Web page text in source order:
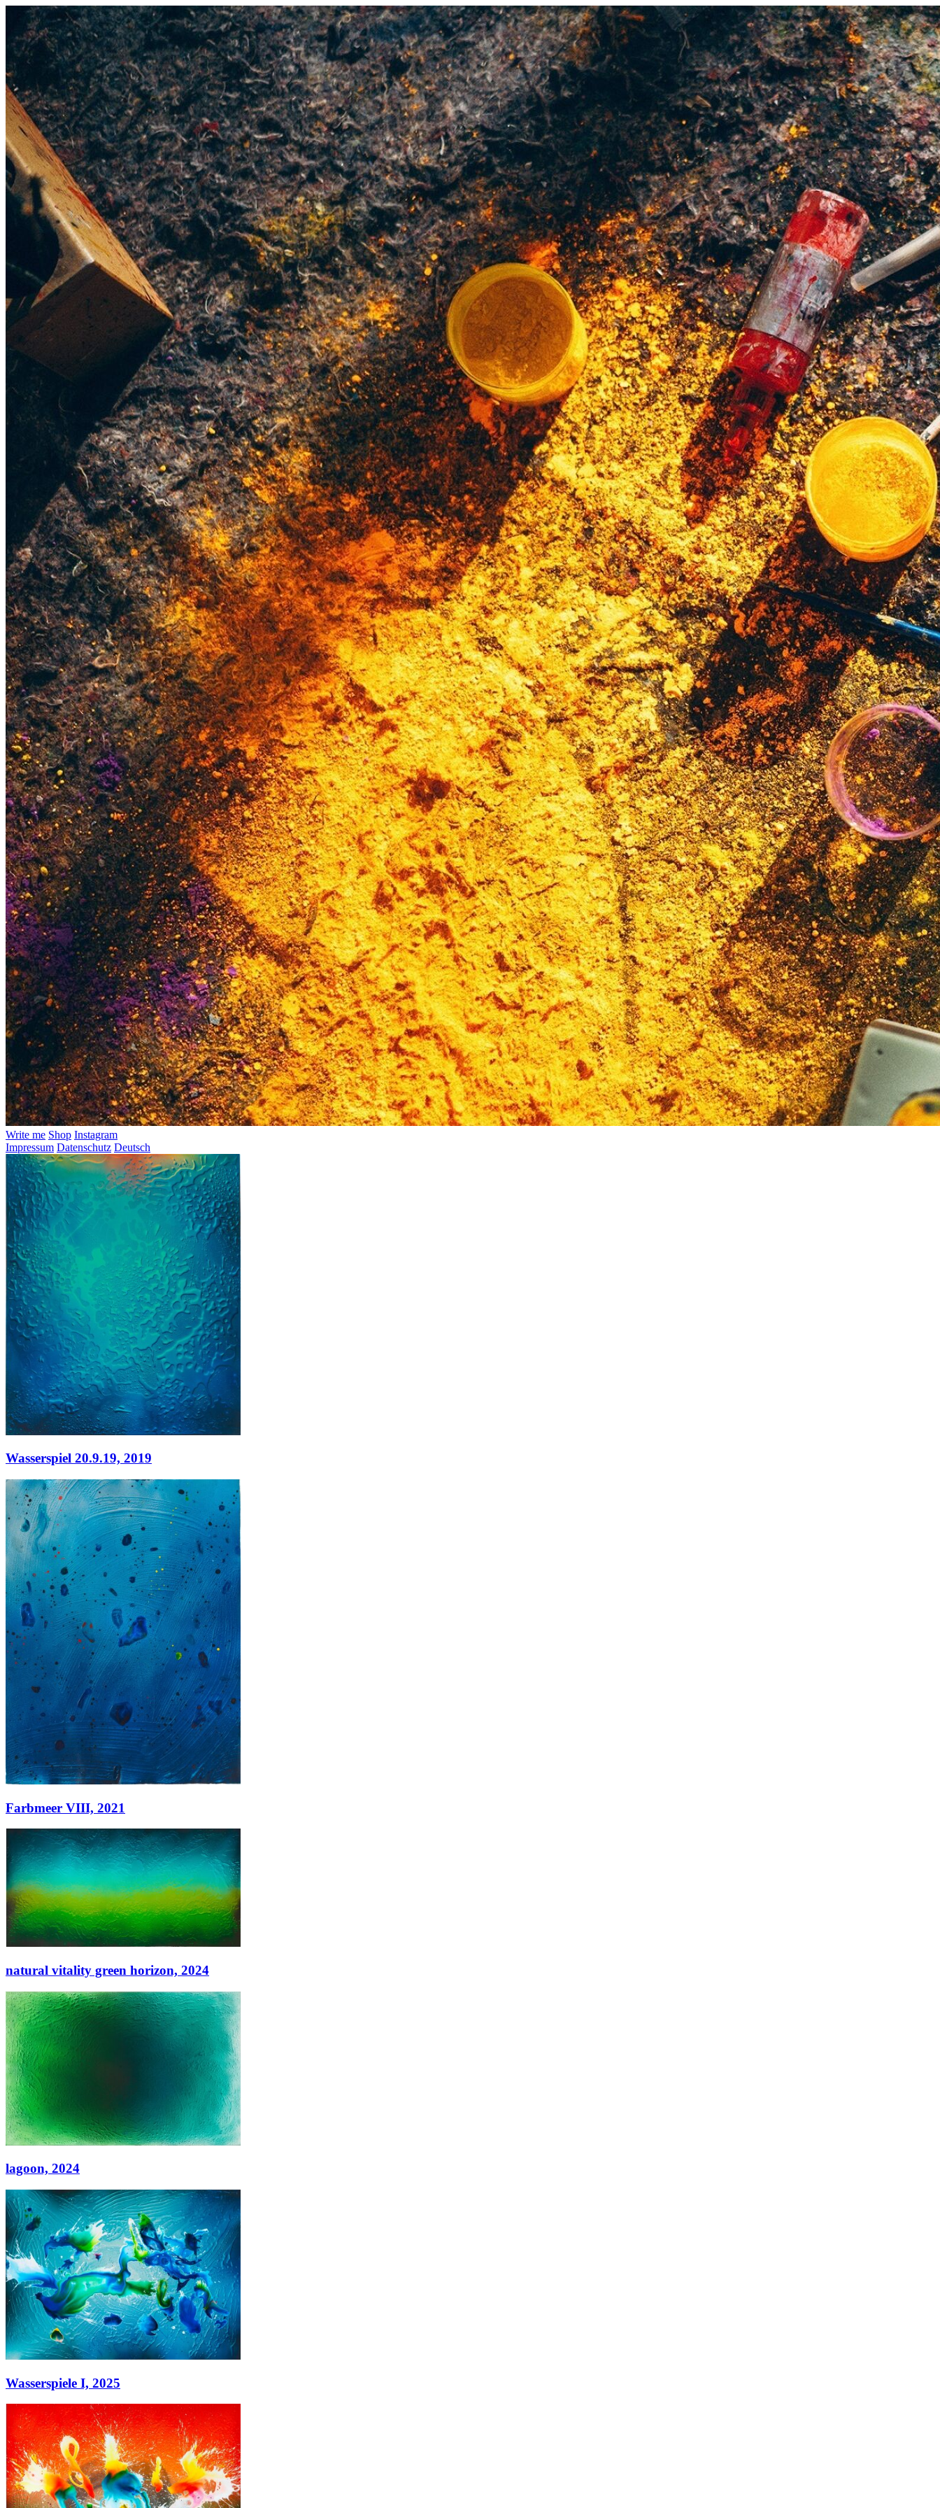
Write me Shop Instagram
Impressum Datenschutz Deutsch
Wasserspiel 20.9.19, 2019
Wasserspiel 20.9.19,2019
Acryl auf Leinwand
120 x 100
Farbmeer VIII, 2021
Farbmeer VIII, 2021
Acryl auf Papier
65 x 50 cm
natural vitality green horizon, 2024
natural vitality green horizon,2024
Acryl auf Leinwand
120 × 240
lagoon, 2024
lagoon,2024
Acryl auf Leinwand
130 x 200
Wasserspiele I, 2025
Wasserspiele I,
2025
Acryl auf Leinwand
130 x 180 cm